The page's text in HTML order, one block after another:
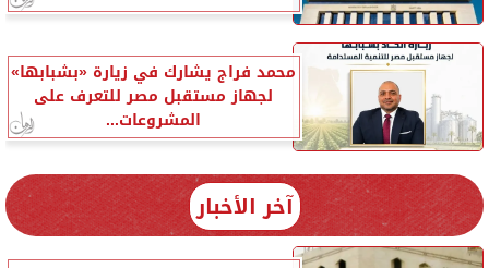
محمد فراج يشارك في زيارة «بشبابها»
لجهاز مستقبل مصر للتعرف على
المشروعات...
آخر الأخبار